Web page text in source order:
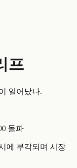
프
일어났나.
돌파
에 부각되며 시장